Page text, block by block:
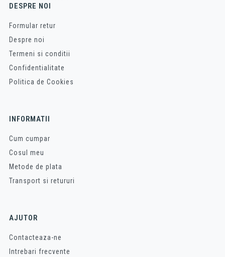
DESPRE NOI
Formular retur
Despre noi
Termeni si conditii
Confidentialitate
Politica de Cookies
INFORMATII
Cum cumpar
Cosul meu
Metode de plata
Transport si retururi
AJUTOR
Contacteaza-ne
Intrebari frecvente